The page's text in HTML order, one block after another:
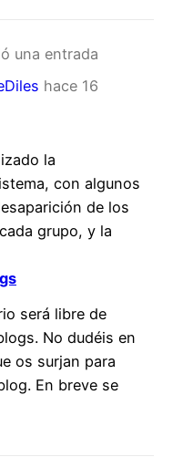
una entrada
hace 16
la
con algunos
de los
grupo, y la
será libre de
No dudéis en
os surjan para
En breve se